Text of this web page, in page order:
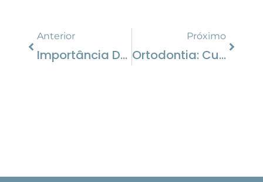
Anterior
Importância Da Forma Que Mastigamos
Próximo
Ortodontia: Cuidados Necessários